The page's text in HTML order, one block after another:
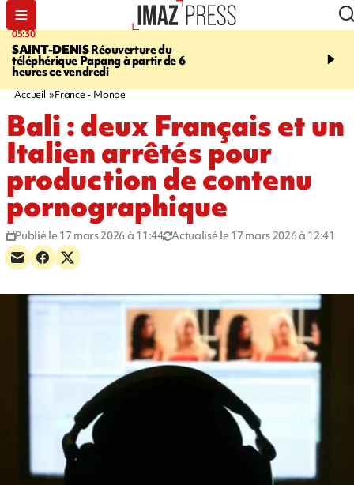
05:30
SAINT-DENISRéouverture du
téléphérique Papang à partir de 6
heures ce vendredi
07:00
Un vendredi
Accueil France - Monde
Bali : deux Français et un
Italien arrêtés pour
production de contenu
pornographique
Publié le 17 mars 2026 à 11:44 Actualisé le 17 mars 2026 à 12:41